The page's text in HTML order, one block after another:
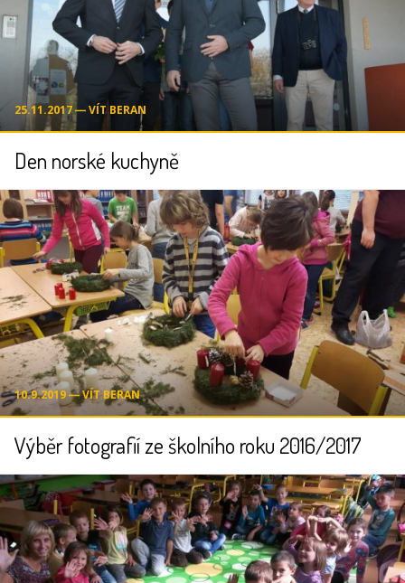
25.11.2017 ― VÍT BERAN
Den norské kuchyně
10.9.2019 ― VÍT BERAN
Výběr fotografií ze školního roku 2016/2017